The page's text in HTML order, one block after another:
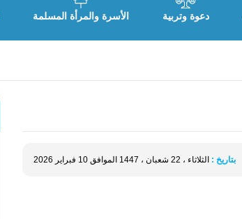
دعوة وتربية الأسرة والمرأة المسلمة
بتاريخ : الثلاثاء ، 22 شعبان ، 1447 الموافق 10 فبراير 2026